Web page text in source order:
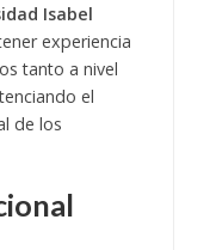
Isabel
experiencia
tanto a nivel
el
de los